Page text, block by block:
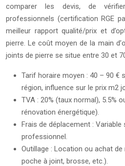
comparer les devis, de
professionnels (certification RGE
meilleur rapport qualité/prix et
pierre. Le coût moyen de la main
joints de pierre se situe entre 30 et
Tarif horaire moyen : 40 – 90 €
région, influence sur le prix m2
TVA : 20% (taux normal), 5.5%
rénovation énergétique).
Frais de déplacement :
professionnel.
Outillage : Location ou achat
poche à joint, brosse, etc.).